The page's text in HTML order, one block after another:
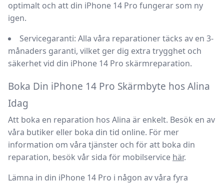
optimalt och att din iPhone 14 Pro fungerar som ny
igen.
Servicegaranti: Alla våra reparationer täcks av en 3-
månaders garanti, vilket ger dig extra trygghet och
säkerhet vid din iPhone 14 Pro skärmreparation.
Boka Din iPhone 14 Pro Skärmbyte hos Alina
Idag
Att boka en reparation hos Alina är enkelt. Besök en av
våra butiker eller boka din tid online. För mer
information om våra tjänster och för att boka din
reparation, besök vår sida för mobilservice här.
Lämna in din iPhone 14 Pro i någon av våra fyra